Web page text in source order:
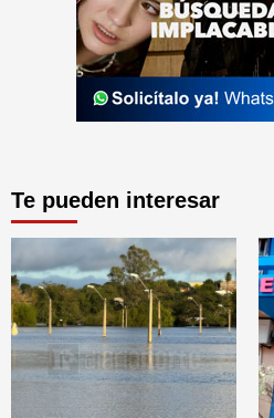
Te pueden interesar